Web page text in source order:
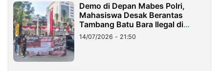
Demo di Depan Mabes Polri,
Mahasiswa Desak Berantas
Tambang Batu Bara Ilegal di
Lampung
14/07/2026 - 21:50